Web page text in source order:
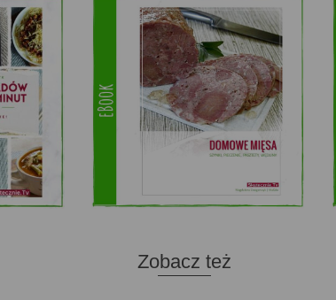
Zobacz też